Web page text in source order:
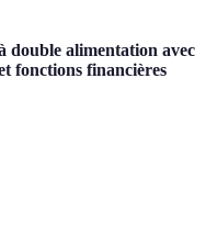
double alimentation avec
fonctions financières